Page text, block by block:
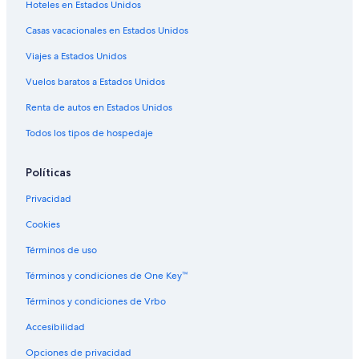
Cabañas en Lorida
Hoteles cerca de Highlands Multi Sport Complex
Apart-Hoteles en Lake Placid
Cabañas en Lake Placid
Casas de huéspedes en Lake Placid
Casas vacacionales en Lake Placid
Hoteles en Orlando
Apart-Hoteles en Negrotown Knoll
Cabañas en Florida
Casas de campo en Florida
Casas en los árboles en Florida
Casas flotantes en Florida
Castillos en Florida
Cruceros en Florida
Hoteles en Estados Unidos
Casas vacacionales en Estados Unidos
Viajes a Estados Unidos
Vuelos baratos a Estados Unidos
Renta de autos en Estados Unidos
Todos los tipos de hospedaje
Políticas
Privacidad
Cookies
Términos de uso
Términos y condiciones de One Key™
Términos y condiciones de Vrbo
Accesibilidad
Opciones de privacidad